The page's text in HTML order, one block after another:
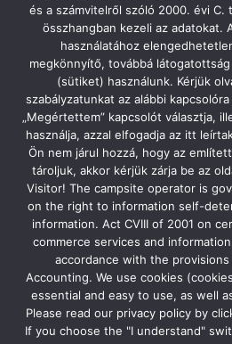
ACSI –
© Tiszadada Kemping &
és a számvitelről szóló 2000. évi C.
összhangban kezeli az adatokat.
használatához
megkönnyítő, továbbá
(sütiket) használunk. Kérjük
szabályzatunkat az alábbi
„Megértettem” kapcsolót választja,
használja, azzal elfogadja az itt
Ön nem járul hozzá, hogy az
tároljuk, akkor kérjük zárja be az
Visitor! The campsite operator is
on the right to information self-
information. Act CVIII of 2001 on
commerce services and
accordance with the
Accounting. We use cookies
essential and easy to use, as well
Please read our privacy policy by
If you choose the "I understand"